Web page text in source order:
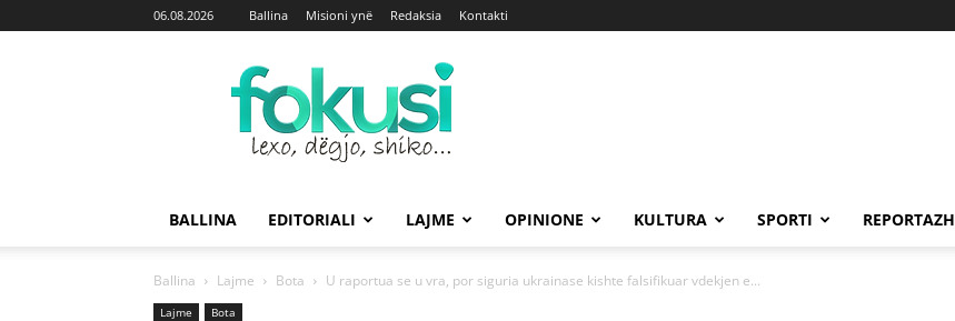
06.08.2026 Ballina Misioni ynë Redaksia Kontakti
Fokusi
BALLINA EDITORIALI LAJME OPINIONE KULTURA SPORTI REPORTAZH
Ballina Lajme Bota U raportua se u vra, por siguria ukrainase kishte falsifikuar vdekjen e...
Lajme Bota